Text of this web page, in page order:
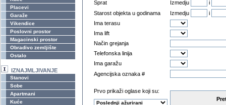
Placevi
Garaže
Vikendice
Poslovni prostor
Magacinski prostor
Obradivo zemljište
Ostalo
IZNAJMLJIVANJE
Stanovi
Sobe
Apartmani
Kuće
Sprat
Izmedju
i
Starost objekta u godinama
Izmedju
i
Ima terasu
Ima lift
Način grejanja
Telefonska linija
Ima garažu
Agencijska oznaka #
Prvo prikaži oglase koji su: